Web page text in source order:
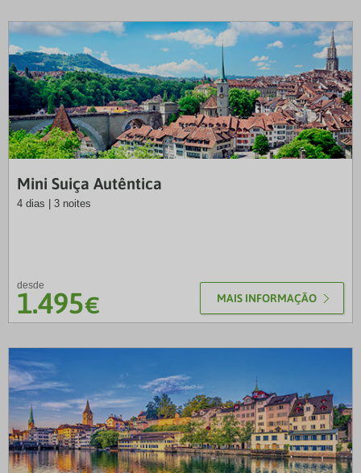
Mini Suiça Autêntica
4 dias | 3 noites
desde
1.495€ MAIS INFORMAÇÃO